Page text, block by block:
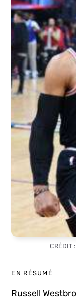
CRÉDIT
EN RÉSUMÉ
Russell